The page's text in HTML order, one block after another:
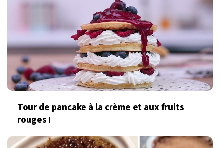
Tour de pancake à la crème et aux fruits
rouges !